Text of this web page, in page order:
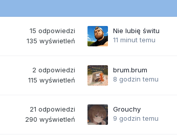
15 odpowiedzi
135 wyświetleń
Nie lubię świtu
11 minut temu
2 odpowiedzi
115 wyświetleń
brum.brum
8 godzin temu
21 odpowiedzi
290 wyświetleń
Grouchy
9 godzin temu